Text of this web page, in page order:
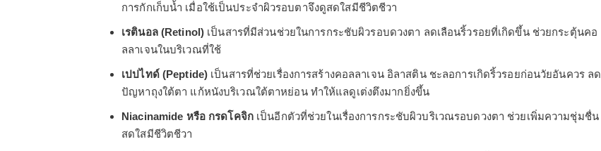
การกักเก็บน้ำ เมื่อใช้เป็นประจำผิวรอบตาจึงดูสดใสมีชีวิตชีวา
เรตินอล (Retinol) เป็นสารที่มีส่วนช่วยในการกระชับผิวรอบดวงตา ลดเลือนริ้วรอยที่เกิดขึ้น ช่วยกระตุ้นคอ
ลลาเจนในบริเวณที่ใช้
เปปไทด์ (Peptide) เป็นสารที่ช่วยเรื่องการสร้างคอลลาเจน อิลาสติน ชะลอการเกิดริ้วรอยก่อนวัยอันควร ลด
ปัญหาถุงใต้ตา แก้หนังบริเวณใต้ตาหย่อน ทำให้แลดูเต่งตึงมากยิ่งขึ้น
Niacinamide หรือ กรดโคจิกเป็นอีกตัวที่ช่วยในเรื่องการกระชับผิวบริเวณรอบดวงตา ช่วยเพิ่มความชุ่มชื่น
สดใสมีชีวิตชีวา